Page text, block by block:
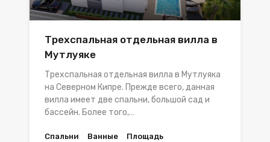
Трехспальная отдельная вилла в
Мутлуяке
Трехспальная отдельная вилла в Мутлуяка
на Северном Кипре. Прежде всего, данная
вилла имеет две спальни, большой сад и
бассейн. Более того,…
Спальни Ванные Площадь